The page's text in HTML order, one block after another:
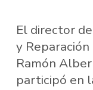
El director
y
Ramón
participó en